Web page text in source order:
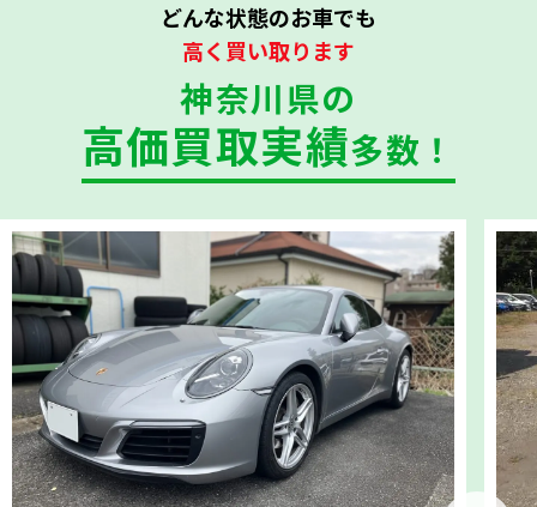
どんな状態のお車でも
高く買い取ります
神奈川県の
高価買取実績多数！